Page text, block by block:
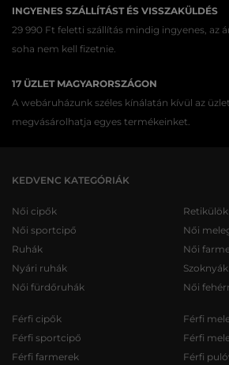
INGYENES SZÁLLÍTÁST ÉS VISSZAKÜLDÉS
29 990 Ft feletti szállítás mindig ingyenes, az
soha nem kell fizetnie.
17 ÜZLET MAGYARORSZÁGON
A webáruházunk széles kínálatán kívül az
megvásárolhatja egyes termékeinket.
KEDVENC KATEGÓRIÁK
Női cipők
Női sportcipő
Ruhák
Nyári ruhák
Női fürdőruhák
Retikülök
Női
Női
Szoknyák
Női
Férfi cipők
Férfi sportcipő
Férfi farmerek
Férfi
Férfi
Férfi